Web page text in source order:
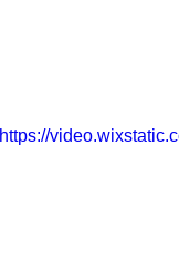
https://